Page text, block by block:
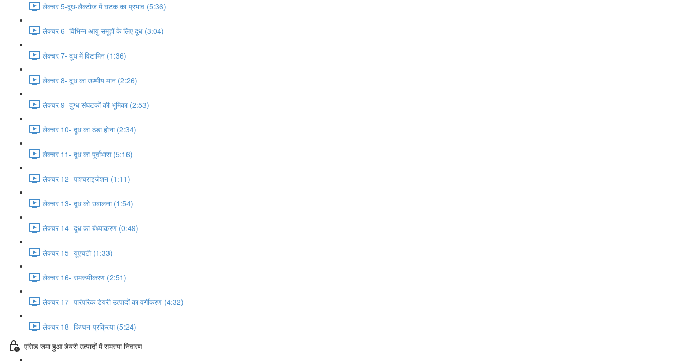
लेक्चर 5-दूध-लैक्टोज में घटक का प्रभाव (5:36)
लेक्चर 6- विभिन्न आयु समूहों के लिए दूध (3:04)
लेक्चर 7- दूध में विटामिन (1:36)
लेक्चर 8- दूध का ऊष्मीय मान (2:26)
लेक्चर 9- दुग्ध संघटकों की भूमिका (2:53)
लेक्चर 10- दूध का ठंडा होना (2:34)
लेक्चर 11- दूध का पूर्वाभास (5:16)
लेक्चर 12- पाश्चराइजेशन (1:11)
लेक्चर 13- दूध को उबालना (1:54)
लेक्चर 14- दूध का बंध्याकरण (0:49)
लेक्चर 15- यूएचटी (1:33)
लेक्चर 16- समरूपीकरण (2:51)
लेक्चर 17- पारंपरिक डेयरी उत्पादों का वर्गीकरण (4:32)
लेक्चर 18- किण्वन प्रक्रिया (5:24)
एसिड जमा हुआ डेयरी उत्पादों में समस्या निवारण